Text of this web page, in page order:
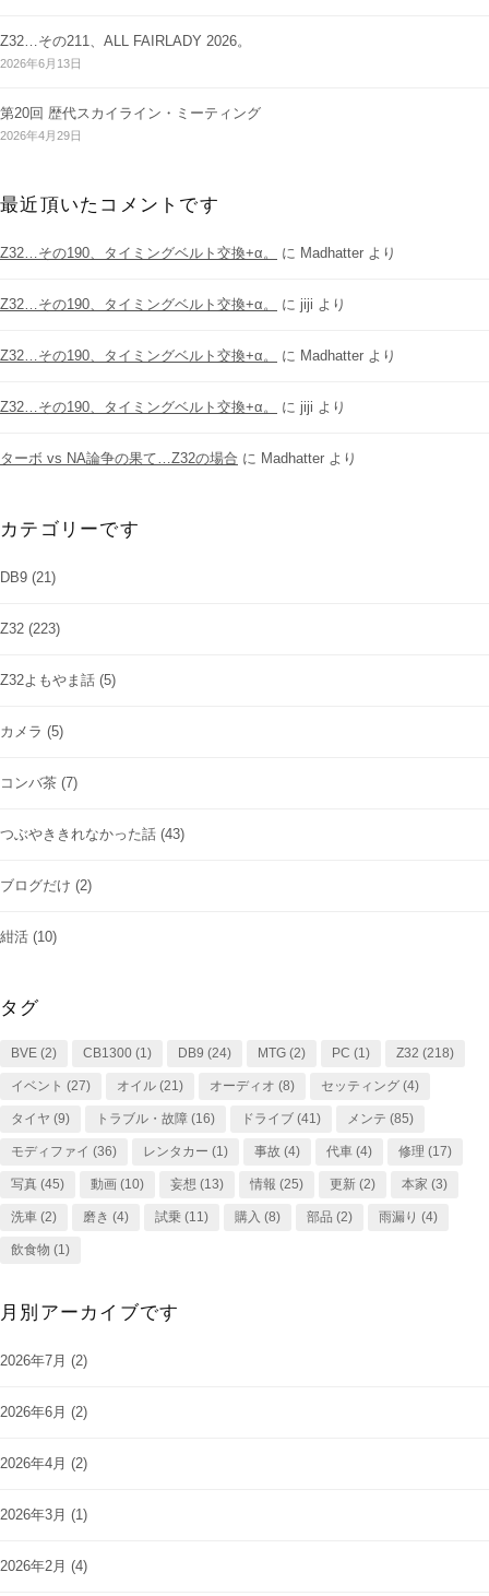
Z32…その211、ALL FAIRLADY 2026。
2026年6月13日
第20回 歴代スカイライン・ミーティング
2026年4月29日
最近頂いたコメントです
Z32…その190、タイミングベルト交換+α。 に Madhatter より
Z32…その190、タイミングベルト交換+α。 に jiji より
Z32…その190、タイミングベルト交換+α。 に Madhatter より
Z32…その190、タイミングベルト交換+α。 に jiji より
ターボ vs NA論争の果て…Z32の場合 に Madhatter より
カテゴリーです
DB9 (21)
Z32 (223)
Z32よもやま話 (5)
カメラ (5)
コンバ茶 (7)
つぶやききれなかった話 (43)
ブログだけ (2)
紺活 (10)
タグ
BVE (2) CB1300 (1) DB9 (24) MTG (2) PC (1) Z32 (218)
イベント (27) オイル (21) オーディオ (8) セッティング (4)
タイヤ (9) トラブル・故障 (16) ドライブ (41) メンテ (85)
モディファイ (36) レンタカー (1) 事故 (4) 代車 (4) 修理 (17)
写真 (45) 動画 (10) 妄想 (13) 情報 (25) 更新 (2) 本家 (3)
洗車 (2) 磨き (4) 試乗 (11) 購入 (8) 部品 (2) 雨漏り (4)
飲食物 (1)
月別アーカイブです
2026年7月 (2)
2026年6月 (2)
2026年4月 (2)
2026年3月 (1)
2026年2月 (4)